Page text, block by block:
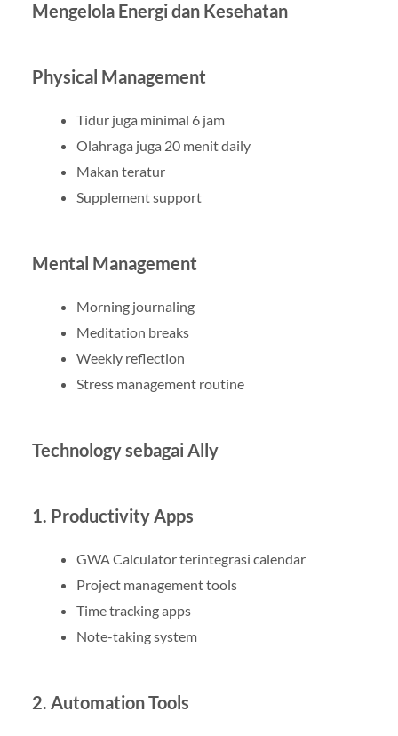
Mengelola Energi dan Kesehatan
Physical Management
Tidur juga minimal 6 jam
Olahraga juga 20 menit daily
Makan teratur
Supplement support
Mental Management
Morning journaling
Meditation breaks
Weekly reflection
Stress management routine
Technology sebagai Ally
1. Productivity Apps
GWA Calculator terintegrasi calendar
Project management tools
Time tracking apps
Note-taking system
2. Automation Tools